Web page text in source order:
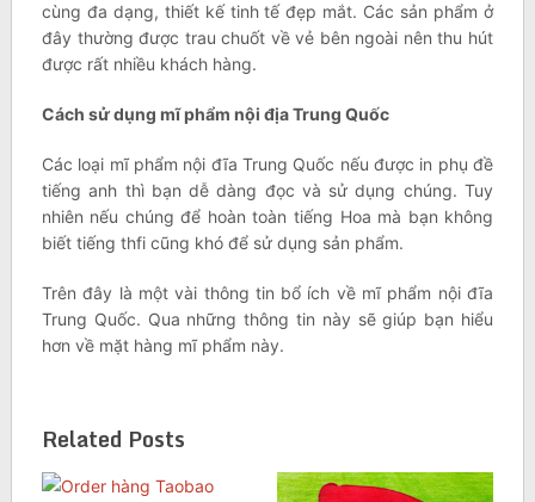
cùng đa dạng, thiết kế tinh tế đẹp mắt. Các sản phẩm ở
đây thường được trau chuốt về vẻ bên ngoài nên thu hút
được rất nhiều khách hàng.
Cách sử dụng mĩ phẩm nội địa Trung Quốc
Các loại mĩ phẩm nội đĩa Trung Quốc nếu được in phụ đề
tiếng anh thì bạn dễ dàng đọc và sử dụng chúng. Tuy
nhiên nếu chúng để hoàn toàn tiếng Hoa mà bạn không
biết tiếng thfi cũng khó để sử dụng sản phẩm.
Trên đây là một vài thông tin bổ ích về mĩ phẩm nội đĩa
Trung Quốc. Qua những thông tin này sẽ giúp bạn hiểu
hơn về mặt hàng mĩ phẩm này.
Related Posts